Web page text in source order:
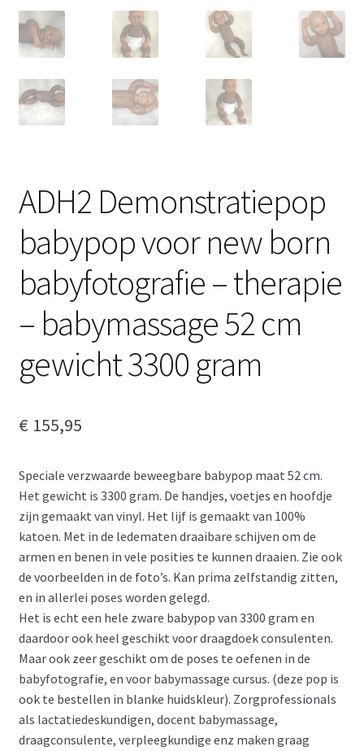
ADH2 Demonstratiepop
babypop voor new born
babyfotografie – therapie
– babymassage 52 cm
gewicht 3300 gram
€ 155,95
Speciale verzwaarde beweegbare babypop maat 52 cm.
Het gewicht is 3300 gram. De handjes, voetjes en hoofdje
zijn gemaakt van vinyl. Het lijf is gemaakt van 100%
katoen. Met in de ledematen draaibare schijven om de
armen en benen in vele posities te kunnen draaien. Zie ook
de voorbeelden in de foto’s. Kan prima zelfstandig zitten,
en in allerlei poses worden gelegd.
Het is echt een hele zware babypop van 3300 gram en
daardoor ook heel geschikt voor draagdoek consulenten.
Maar ook zeer geschikt om de poses te oefenen in de
babyfotografie, en voor babymassage cursus. (deze pop is
ook te bestellen in blanke huidskleur). Zorgprofessionals
als lactatiedeskundigen, docent babymassage,
draagconsulente, verpleegkundige enz maken graag